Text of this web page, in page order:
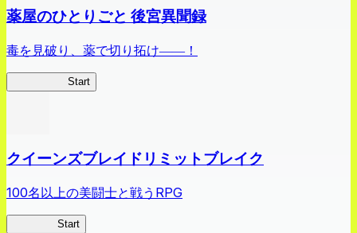
薬屋のひとりごと 後宮異聞録
毒を見破り、薬で切り拓け――！
Start
クイーンズブレイドリミットブレイク
100名以上の美闘士と戦うRPG
Start